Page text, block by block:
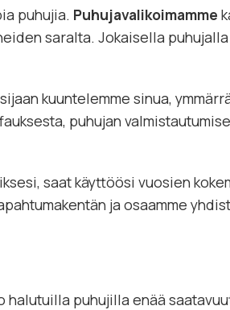
puhujia. Puhujavalikoimamme
saralta. Jokaisella
kuuntelemme sinua,
puhujan
saat käyttöösi vuosien
ja osaamme
halutuilla puhujilla enää